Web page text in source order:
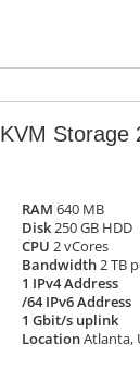
KVM Storage
RAM 640 MB
Disk250 GB HDD
CPU 2 vCores
Bandwidth2 TB
1 IPv4 Address
/64 IPv6 Address
1 Gbit/s uplink
LocationAtlanta,